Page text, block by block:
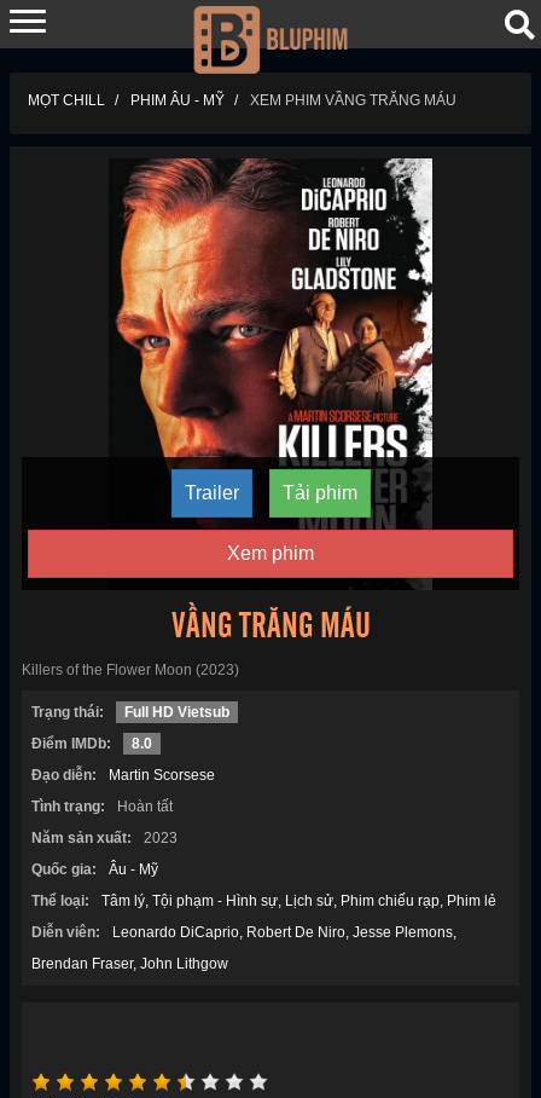
MỌT CHILL PHIM ÂU - MỸ XEM PHIM VẦNG TRĂNG MÁU
Trailer Tải phim
Xem phim
VẦNG TRĂNG MÁU
Killers of the Flower Moon (2023)
Trạng thái:
Full HD Vietsub
Điểm IMDb:
8.0
Đạo diễn:
Martin Scorsese
Tình trạng:
Hoàn tất
Năm sản xuất:
2023
Quốc gia:
Âu - Mỹ
Thể loại:
Tâm lý Tội phạm - Hình sự Lịch sử Phim chiếu rạp Phim lẻ
Diễn viên:
Leonardo DiCaprio Robert De Niro Jesse Plemons
Brendan Fraser John Lithgow